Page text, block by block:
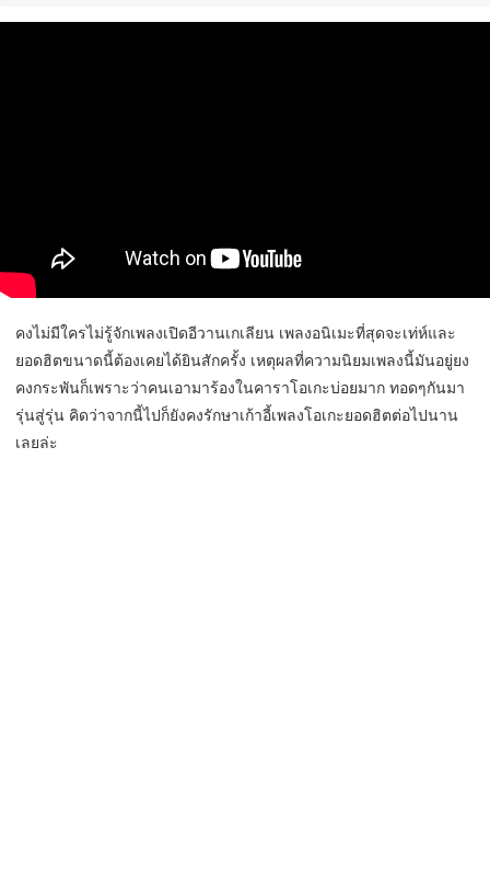
คงไม่มีใครไม่รู้จักเพลงเปิดอีวานเกเลียน เพลงอนิเมะที่สุดจะเท่ห์และ
ยอดฮิตขนาดนี้ต้องเคยได้ยินสักครั้ง เหตุผลที่ความนิยมเพลงนี้มันอยู่ยง
คงกระพันก็เพราะว่าคนเอามาร้องในคาราโอเกะบ่อยมาก ทอดๆกันมา
รุ่นสู่รุ่น คิดว่าจากนี้ไปก็ยังคงรักษาเก้าอี้เพลงโอเกะยอดฮิตต่อไปนาน
เลยล่ะ